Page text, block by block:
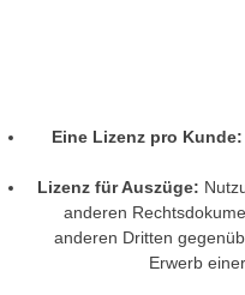
Eine Lizenz pro Kunde:
Lizenz für Auszüge:
anderen
anderen Dritten
Erwerb